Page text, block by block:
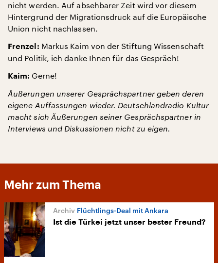
nicht werden. Auf absehbarer Zeit wird vor diesem
Hintergrund der Migrationsdruck auf die Europäische
Union nicht nachlassen.
Frenzel: Markus Kaim von der Stiftung Wissenschaft
und Politik, ich danke Ihnen für das Gespräch!
Kaim: Gerne!
Äußerungen unserer Gesprächspartner geben deren
eigene Auffassungen wieder. Deutschlandradio Kultur
macht sich Äußerungen seiner Gesprächspartner in
Interviews und Diskussionen nicht zu eigen.
Mehr zum Thema
Flüchtlings-Deal mit Ankara
Ist die Türkei jetzt unser bester Freund?